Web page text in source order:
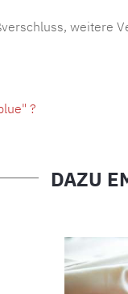
weitere
?
DAZU